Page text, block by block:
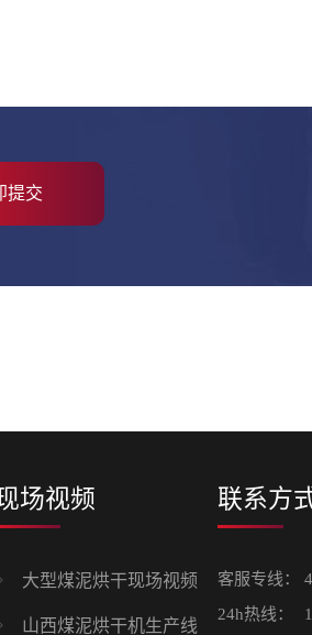
场视频
大型煤泥烘干现场视频
山西煤泥烘干机生产线
联系方
客服专线：
24h热线：